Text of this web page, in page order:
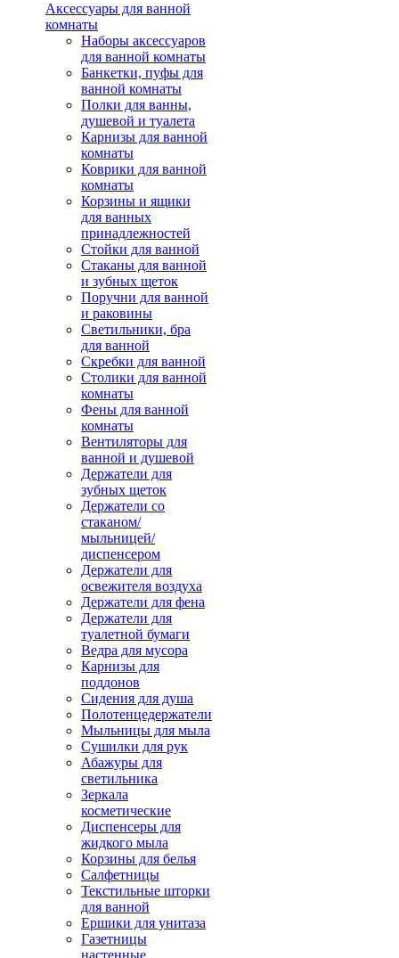
Аксессуары для ванной
комнаты
Наборы аксессуаров
для ванной комнаты
Банкетки, пуфы для
ванной комнаты
Полки для ванны,
душевой и туалета
Карнизы для ванной
комнаты
Коврики для ванной
комнаты
Корзины и ящики
для ванных
принадлежностей
Стойки для ванной
Стаканы для ванной
и зубных щеток
Поручни для ванной
и раковины
Светильники, бра
для ванной
Скребки для ванной
Столики для ванной
комнаты
Фены для ванной
комнаты
Вентиляторы для
ванной и душевой
Держатели для
зубных щеток
Держатели со
стаканом/
мыльницей/
диспенсером
Держатели для
освежителя воздуха
Держатели для фена
Держатели для
туалетной бумаги
Ведра для мусора
Карнизы для
поддонов
Сидения для душа
Полотенцедержатели
Мыльницы для мыла
Сушилки для рук
Абажуры для
светильника
Зеркала
косметические
Диспенсеры для
жидкого мыла
Корзины для белья
Салфетницы
Текстильные шторки
для ванной
Ершики для унитаза
Газетницы
настенные